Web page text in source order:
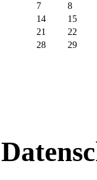
7
8
14
15
21
22
28
29